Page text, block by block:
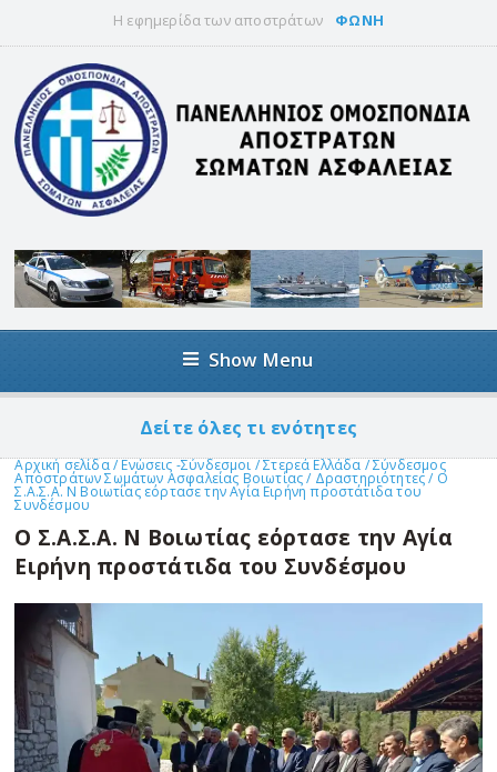
Η εφημερίδα των αποστράτων ΦΩΝΗ
Show Menu
Δείτε όλες τι ενότητες
Αρχική σελίδα/Ενώσεις -Σύνδεσμοι /Στερεά Ελλάδα /Σύνδεσμος
Αποστράτων Σωμάτων Ασφαλείας Βοιωτίας/ Δραστηριότητες/ Ο
Σ.Α.Σ.Α. Ν Βοιωτίας εόρτασε την Αγία Ειρήνη προστάτιδα του
Συνδέσμου
Ο Σ.Α.Σ.Α. Ν Βοιωτίας εόρτασε την Αγία
Ειρήνη προστάτιδα του Συνδέσμου